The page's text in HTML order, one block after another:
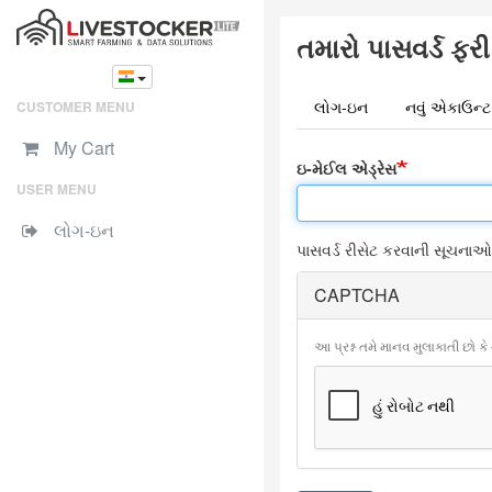
Skip
CUSTOMER MENU
My Cart
USER MENU
લોગ-ઇન
તમારો પાસવર્ડ
Primary
tabs
લોગ-ઇન નવું એકાઉન્ટ
ઇ-મેઈલ એડ્રેસ
પાસવર્ડ રીસેટ કરવાની
CAPTCHA
આ પ્રશ્ન તમે માનવ મુલાકાતી છો